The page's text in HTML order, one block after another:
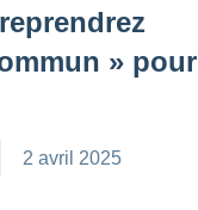
» pour
2 avril 2025